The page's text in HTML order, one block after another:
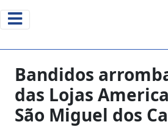
Bandidos
das Lojas
São Miguel dos